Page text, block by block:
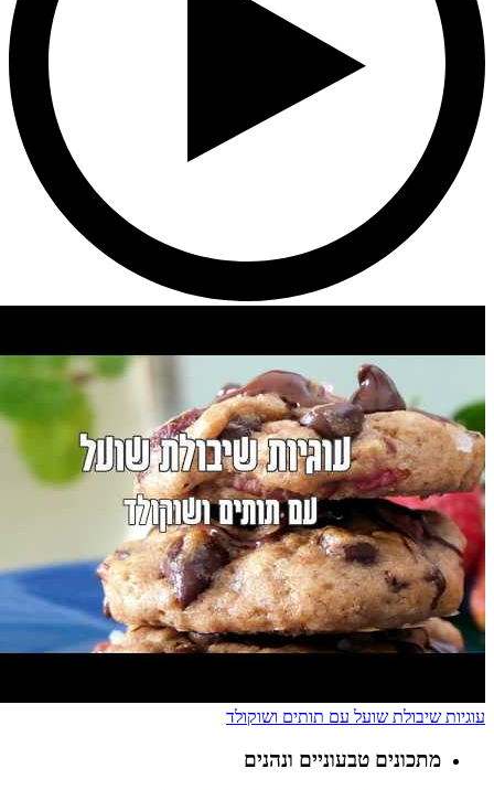
עוגיות שיבולת שועל עם תותים ושוקולד
מתכונים טבעוניים ונהנים